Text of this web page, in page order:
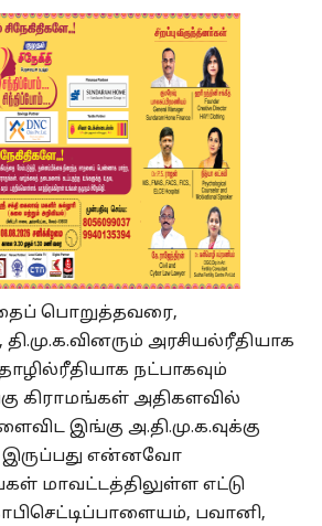
பொறுத்தவரை,
தி.மு.க.வினரும் அரசியல்ரீதியாக
நட்பாகவும்
கிராமங்கள் அதிகளவில்
இங்கு அ.தி.மு.க.வுக்கு
இருப்பது என்னவோ
மாவட்டத்திலுள்ள எட்டு
பவானி,